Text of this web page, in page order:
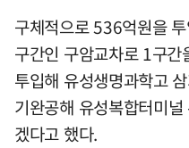
구체적으로 536억원을
구간인 구암교차로 1구
투입해 유성생명과학고
기완공해 유성복합터미
겠다고 했다.